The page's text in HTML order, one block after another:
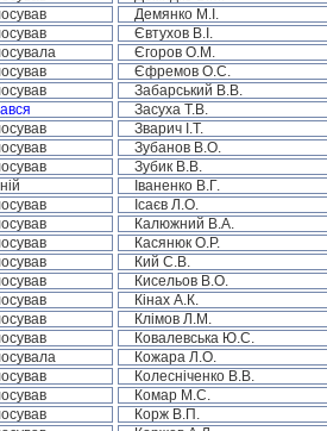
Демянко М.І.
Євтухов В.І.
Єгоров О.М.
Єфремов О.С.
Забарський В.В.
Засуха Т.В.
Зварич І.Т.
Зубанов В.О.
Зубик В.В.
Іваненко В.Г.
Ісаєв Л.О.
Калюжний В.А.
Касянюк О.Р.
Кий С.В.
Кисельов В.О.
Кінах А.К.
Клімов Л.М.
Ковалевська Ю.С.
Кожара Л.О.
Колесніченко В.В.
Комар М.С.
Корж В.П.